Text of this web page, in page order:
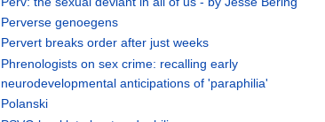
Perverse genoegens
Pervert breaks order after just weeks
Phrenologists on sex crime: recalling early
neurodevelopmental anticipations of 'paraphilia'
Polanski